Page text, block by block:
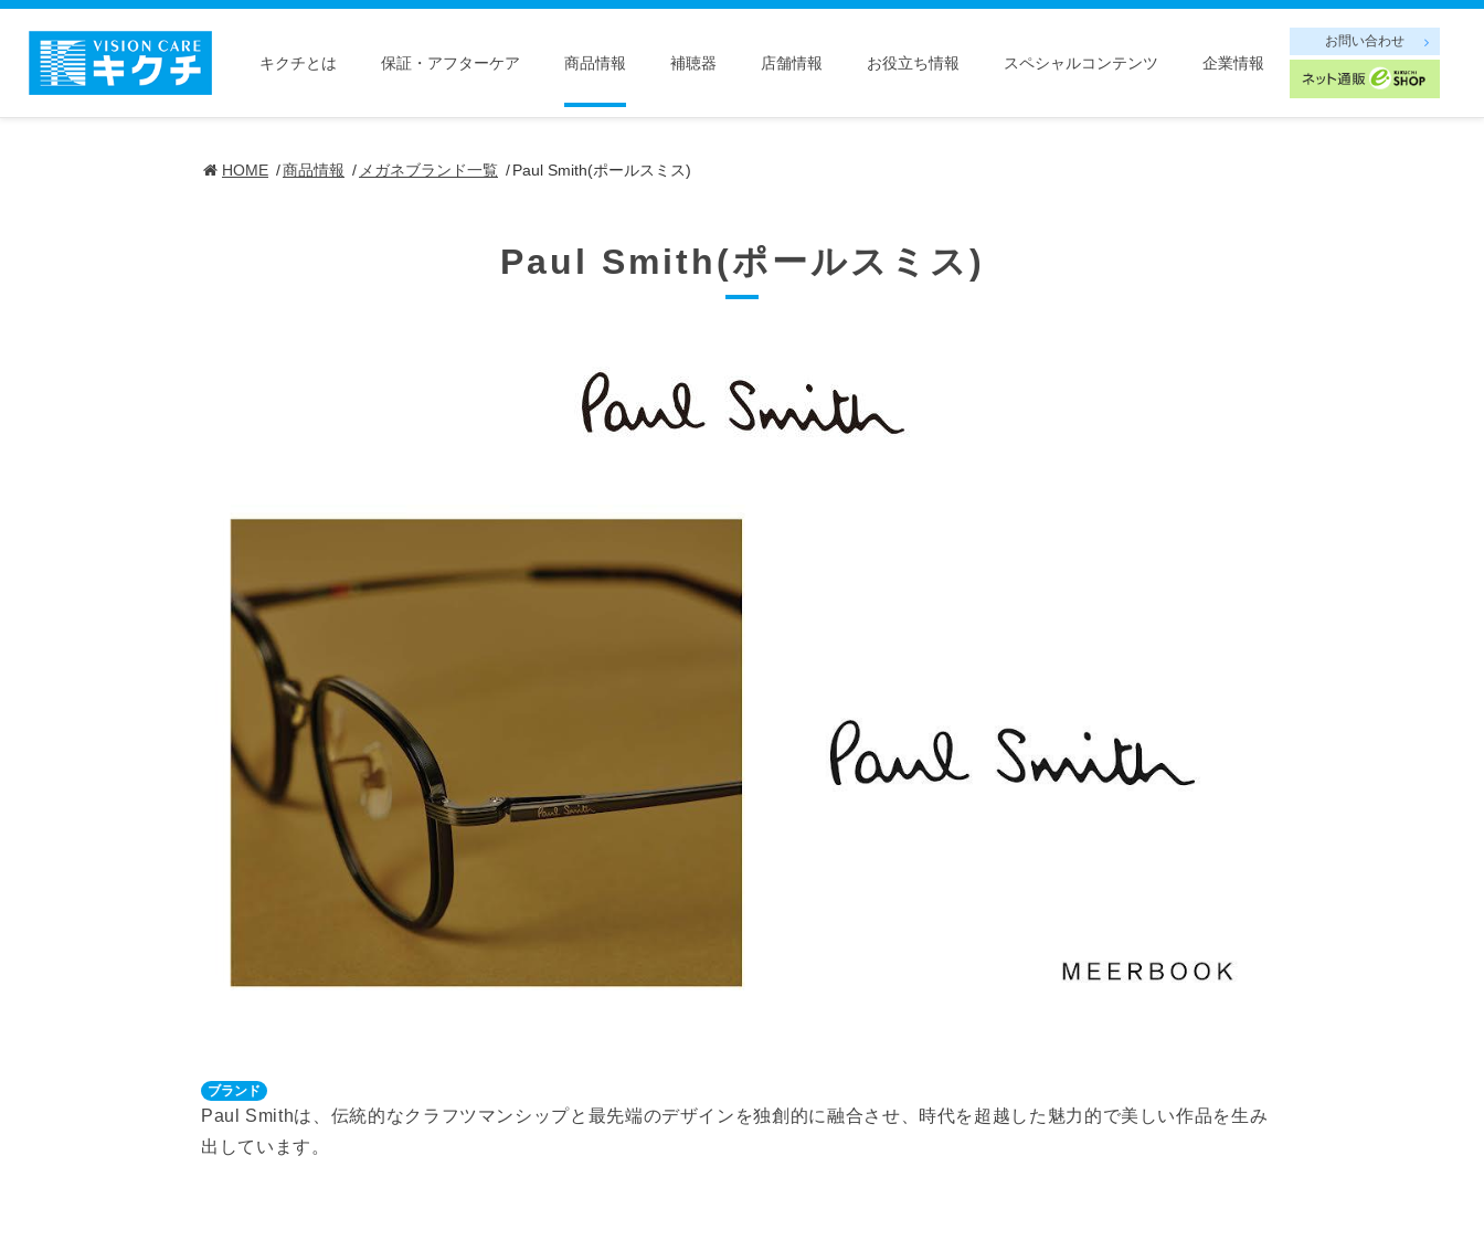
キクチとは 保証・アフターケア 商品情報 補聴器 店舗情報 お役立ち情報 スペシャルコンテンツ 企業情報
お問い合わせ
HOME 商品情報 メガネブランド一覧 Paul Smith(ポールスミス)
Paul Smith(ポールスミス)
ブランド
Paul Smithは、伝統的なクラフツマンシップと最先端のデザインを独創的に融合させ、時代を超越した魅力的で美しい作品を生み
出しています。